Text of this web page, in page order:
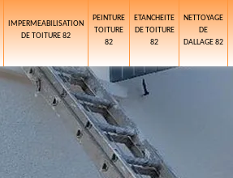
IMPERMEABILISATION
DE TOITURE 82
PEINTURE
TOITURE
82
ETANCHEITE
DE TOITURE
82
NETTOYAGE
DE
DALLAGE 82